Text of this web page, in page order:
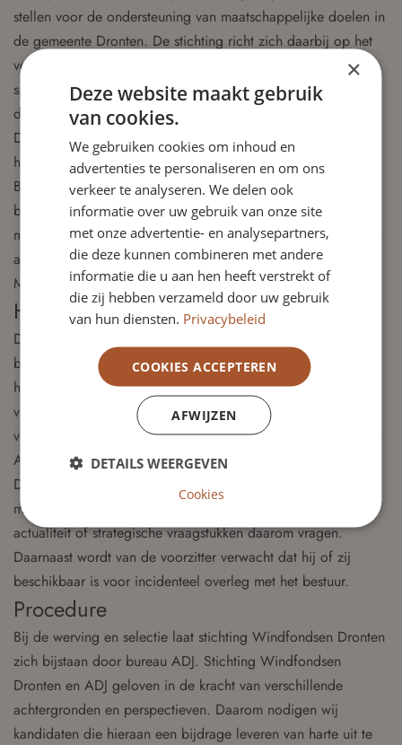
stellen voor de ondersteuning van maatschappelijke doelen in
de gemeente Dronten. De stichting richt zich daarbij op het
versterken van de leefbaarheid en de leefomgeving, met
specifieke aandacht voor landschap, klimaatmaatregelen en
de energietransitie.
De kaders voor het fonds en de werkwijze zijn vastgelegd in
het fondsreglement, dat is gebaseerd op de statuten en het
Beleidsplan Windfondsen van de gemeente. Het bestuur
besluit over de toekenning van bijdragen aan
maatschappelijke projecten, mede op basis van adviezen van
adviesraden uit de vier kernen van Dronten.
Meer informatie:https://www.windfondsendronten.nl/
Honorering
De nieuwe voorzitter van de raad van toezicht wordt
benoemd voor een periode van vier jaar en is eenmaal
herbenoembaar voor nog eens vier jaar. Voor de vervulling
van deze functie ontvangt de voorzitter een passende
vergoeding, conform de richtlijnen voor organisaties met een
ANBI-status.
De raad van toezicht vergadert minimaal vijf keer per jaar,
met ruimte voor aanvullende bijeenkomsten indien de
actualiteit of strategische vraagstukken daarom vragen.
Daarnaast wordt van de voorzitter verwacht dat hij of zij
beschikbaar is voor incidenteel overleg met het bestuur.
Procedure
Bij de werving en selectie laat stichting Windfondsen Dronten
zich bijstaan door bureau ADJ. Stichting Windfondsen
Dronten en ADJ geloven in de kracht van verschillende
achtergronden en perspectieven. Daarom nodigen wij
kandidaten die hieraan een bijdrage leveren van harte uit te
×
Deze website maakt gebruik
van cookies.
We gebruiken cookies om inhoud en
advertenties te personaliseren en om ons
verkeer te analyseren. We delen ook
informatie over uw gebruik van onze site
met onze advertentie- en analysepartners,
die deze kunnen combineren met andere
informatie die u aan hen heeft verstrekt of
die zij hebben verzameld door uw gebruik
van hun diensten. Privacybeleid
COOKIES ACCEPTEREN
AFWIJZEN
DETAILS WEERGEVEN
Cookies